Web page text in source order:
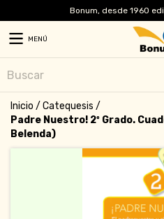
Bonum, desde 1960
MENÚ
Inicio / Catequesis /
Padre Nuestro! 2º Grado.
Belenda)